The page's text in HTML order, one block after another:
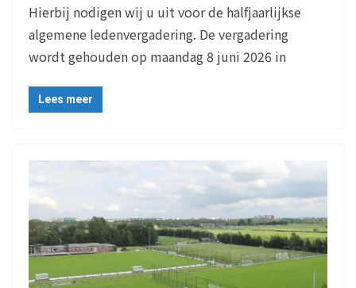
Hierbij nodigen wij u uit voor de halfjaarlijkse
algemene ledenvergadering. De vergadering
wordt gehouden op maandag 8 juni 2026 in
Lees meer